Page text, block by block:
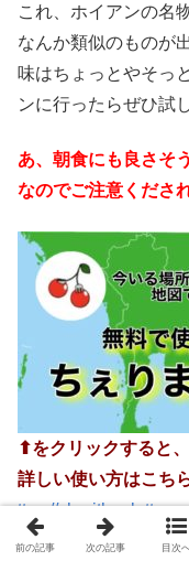
これ、ホイアンの名
なんか類似のものが
味はちょっとやそっ
ンに行ったらぜひ試
あ、朝食にも良さそ
なのでご注意くださ
⬆︎をクリックすると
詳しい使い方はこち
ttps://
前の記事 次の記事 目次